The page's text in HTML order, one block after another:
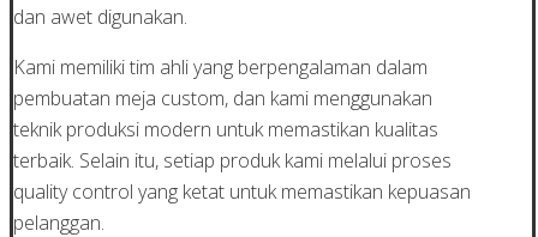
dan awet digunakan.
Kami memiliki tim ahli yang berpengalaman dalam
pembuatan meja custom, dan kami menggunakan
teknik produksi modern untuk memastikan kualitas
terbaik. Selain itu, setiap produk kami melalui proses
quality control yang ketat untuk memastikan kepuasan
pelanggan.